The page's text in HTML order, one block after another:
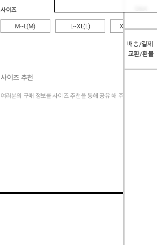
배송/결제
교환/환불
사이즈
M~L(M) L~XL(L) XL~2XL(XL)
사이즈 추천
여러분의 구매 정보를 사이즈 추천을 통해 공유 해 주세요.